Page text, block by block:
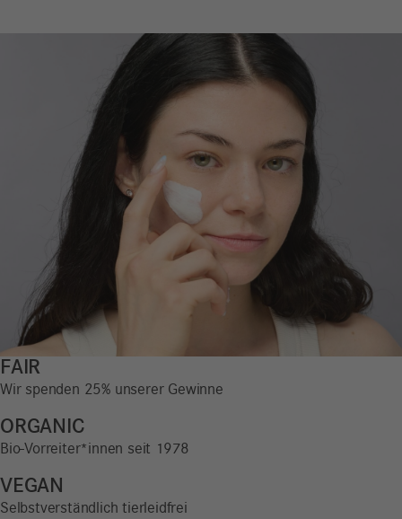
FAIR
Wir spenden 25% unserer Gewinne
ORGANIC
Bio-Vorreiter*innen seit 1978
VEGAN
Selbstverständlich tierleidfrei